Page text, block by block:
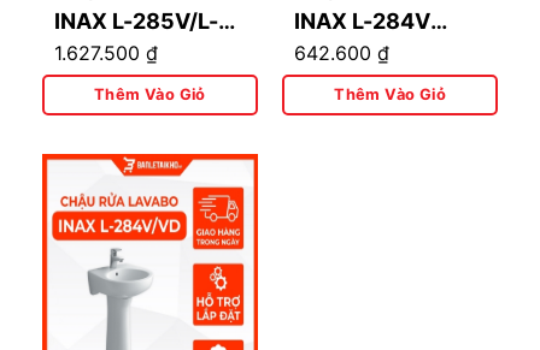
INAX L-285V/L-
288VD Kèm Chân
Dài Treo Tường
1.627.500 ₫
Thêm Vào Giỏ
INAX L-284V
(L284V) Treo
Tường
495x425mm
642.600 ₫
Thêm Vào Giỏ